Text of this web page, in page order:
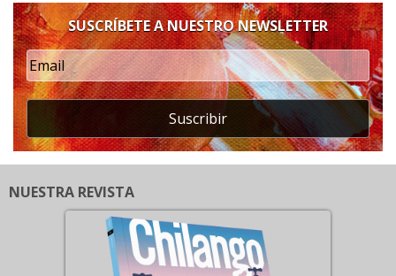
SUSCRÍBETE A NUESTRO NEWSLETTER
Suscribir
NUESTRA REVISTA